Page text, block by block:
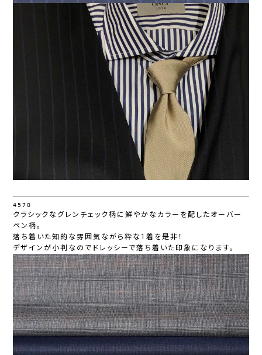
4570
クラシックなグレンチェック柄に鮮やかなカラーを配したオーバー
ペン柄。
落ち着いた知的な雰囲気ながら粋な1着を是非！
デザインが小判なのでドレッシーで落ち着いた印象になります。